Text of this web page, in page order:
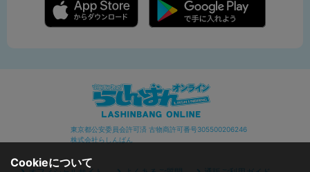
東京都公安委員会許可済 古物商許可番号305500206246
株式会社らしんばん
Cookieについて